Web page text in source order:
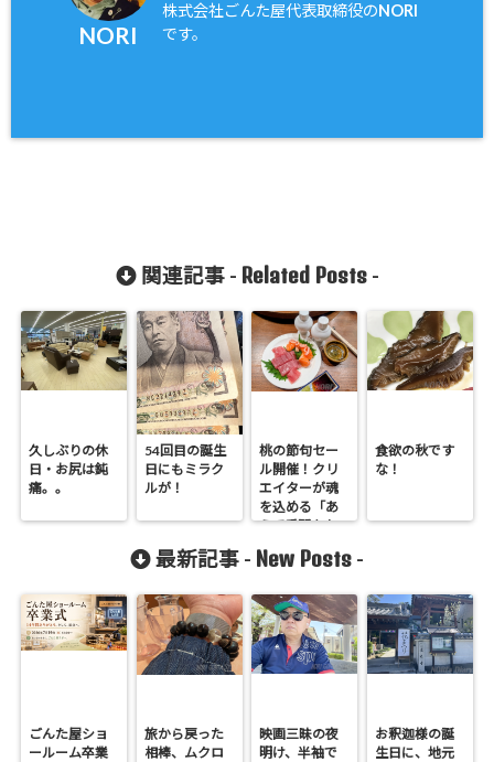
NORI
株式会社ごんた屋代表取締役のNORI
です。
関連記事 - Related Posts-
久しぶりの休
日・お尻は鈍
痛。。
54回目の誕生
日にもミラク
ルが！
桃の節句セー
ル開催！クリ
エイターが魂
を込める「あ
えて手間をか
くり
食欲の秋です
な！
最新記事 - New Posts -
ごんた屋ショ
ールーム卒業
旅から戻った
相棒、ムクロ
映画三昧の夜
明け、半袖で
お釈迦様の誕
生日に、地元